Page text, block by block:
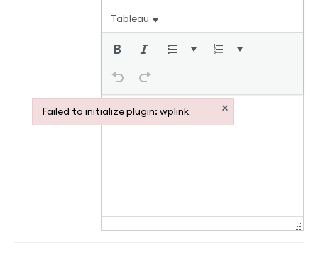
Tableau
Failed to initialize plugin: wplink ×
Failed to initialize plugin: wplink